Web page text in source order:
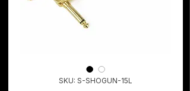
SKU: S-SHOGUN-15L